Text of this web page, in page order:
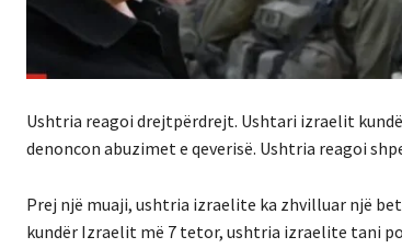
Ushtria reagoi drejtpërdrejt. Ushtari izraelit
denoncon abuzimet e qeverisë. Ushtria reagoi
Prej një muaji, ushtria izraelite ka zhvilluar një
kundër Izraelit më 7 tetor, ushtria izraelite tani po